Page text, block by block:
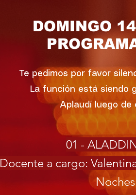
DOMINGO
Te pedimos por favor
La función está siendo
Aplaudí luego de
01 -
Docente a cargo: